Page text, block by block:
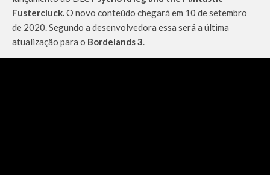
Fustercluck.O novo conteúdo chegará em 10 de setembro
de 2020. Segundo a desenvolvedora essa será a última
atualização para o Bordelands 3.